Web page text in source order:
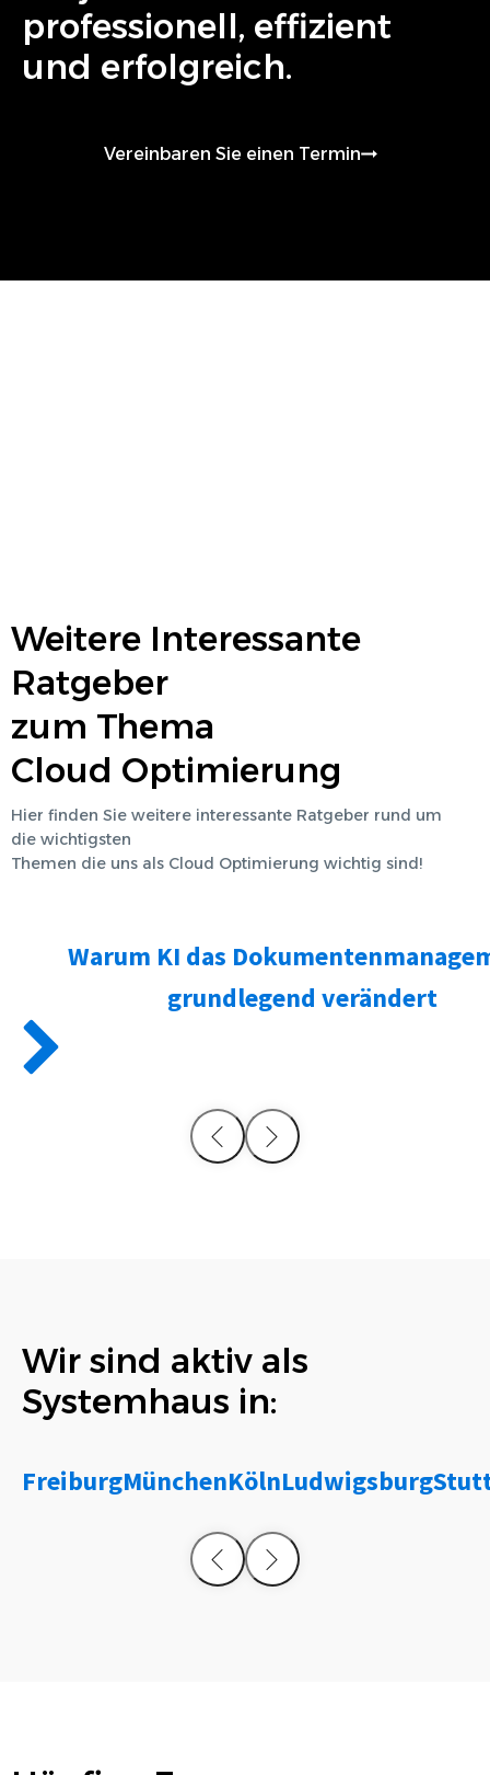
professionell, effizient
und erfolgreich.
Vereinbaren Sie einen Termin
Weitere Interessante
Ratgeber
zum Thema
Cloud Optimierung
Hier finden Sie weitere interessante Ratgeber rund um
die wichtigsten
Themen die uns als Cloud Optimierung wichtig sind!
Warum KI das
grundlegend verändert
Wir sind aktiv als
Systemhaus in:
FreiburgMünchenKölnLudwigsburg